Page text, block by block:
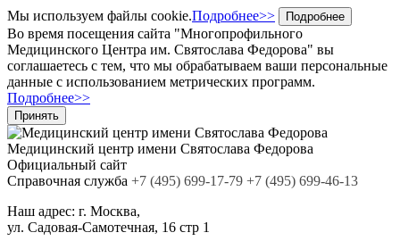
Мы используем файлы cookie.Подробнее>> Подробнее
Во время посещения сайта "Многопрофильного
Медицинского Центра им. Святослава Федорова" вы
соглашаетесь с тем, что мы обрабатываем ваши персональные
данные с использованием метрических программ.
Подробнее>>
Принять
Медицинский центр имени Святослава Федорова
Официальный сайт
Cправочная служба +7 (495) 699-17-79 +7 (495) 699-46-13
Наш адрес: г. Москва,
ул. Садовая-Самотечная, 16 стр 1